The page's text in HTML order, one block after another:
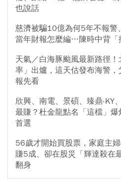
也說話
慈濟被騙10億為何5年不報警
當年財報怎麼編…陳時中背「
天氣／白海豚颱風最新路徑
率」出爐，這天估發布海警
報先看
欣興、南電、景碩、臻鼎-KY
最賺？杜金龍點名「這檔」
首選
56歲才開始買股票，家庭主
賺5成、卻在股災「輝達殺在
翻身